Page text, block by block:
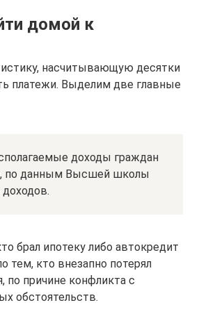
домой к
насчитывающую десятки
платежи. Выделим две главные
доходы граждан
по данным Высшей школы
брал ипотеку либо автокредит
кто внезапно потерял
по причине конфликта с
обстоятельств.